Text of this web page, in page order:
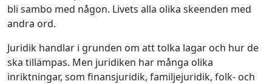
bli sambo med någon. Livets alla olika skeenden med
andra ord.
Juridik handlar i grunden om att tolka lagar och hur de
ska tillämpas. Men juridiken har många olika
inriktningar, som finansjuridik, familjejuridik, folk- och